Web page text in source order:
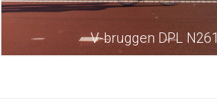
V-bruggen DPL N261